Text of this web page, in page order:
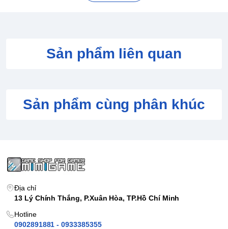
Sản phẩm liên quan
Sản phẩm cùng phân khúc
Địa chỉ
13 Lý Chính Thắng, P.Xuân Hòa, TP.Hồ Chí Minh
Hotline
0902891881 - 0933385355